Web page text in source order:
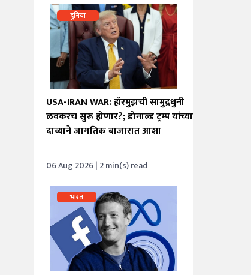
दुनिया
USA-IRAN WAR: हॉरमुझची सामुद्रधुनी
लवकरच सुरू होणार?; डोनाल्ड ट्रम्प यांच्या
दाव्याने जागतिक बाजारात आशा
06 Aug 2026 | 2 min(s) read
भारत